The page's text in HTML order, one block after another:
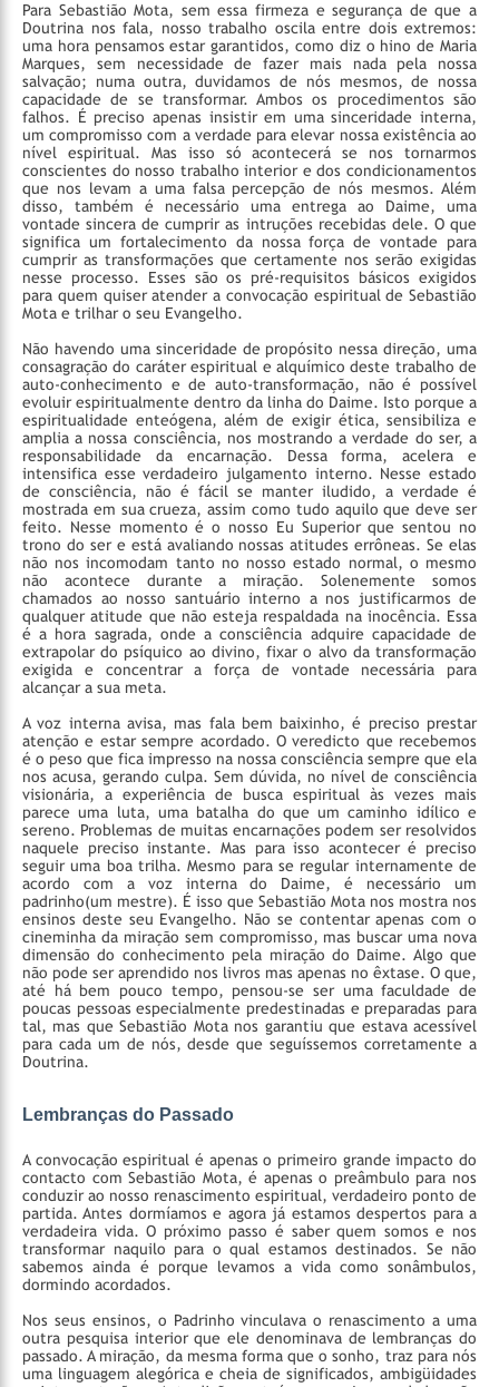
Para Sebastião Mota, sem essa firmeza e segurança de que a
Doutrina nos fala, nosso trabalho oscila entre dois extremos:
uma hora pensamos estar garantidos, como diz o hino de Maria
Marques, sem necessidade de fazer mais nada pela nossa
salvação; numa outra, duvidamos de nós mesmos, de nossa
capacidade de se transformar. Ambos os procedimentos são
falhos. É preciso apenas insistir em uma sinceridade interna,
um compromisso com a verdade para elevar nossa existência ao
nível espiritual. Mas isso só acontecerá se nos tornarmos
conscientes do nosso trabalho interior e dos condicionamentos
que nos levam a uma falsa percepção de nós mesmos. Além
disso, também é necessário uma entrega ao Daime, uma
vontade sincera de cumprir as intruções recebidas dele. O que
significa um fortalecimento da nossa força de vontade para
cumprir as transformações que certamente nos serão exigidas
nesse processo. Esses são os pré-requisitos básicos exigidos
para quem quiser atender a convocação espiritual de Sebastião
Mota e trilhar o seu Evangelho.
Não havendo uma sinceridade de propósito nessa direção, uma
consagração do caráter espiritual e alquímico deste trabalho de
auto-conhecimento e de auto-transformação, não é possível
evoluir espiritualmente dentro da linha do Daime. Isto porque a
espiritualidade enteógena, além de exigir ética, sensibiliza e
amplia a nossa consciência, nos mostrando a verdade do ser, a
responsabilidade da encarnação. Dessa forma, acelera e
intensifica esse verdadeiro julgamento interno. Nesse estado
de consciência, não é fácil se manter iludido, a verdade é
mostrada em sua crueza, assim como tudo aquilo que deve ser
feito. Nesse momento é o nosso Eu Superior que sentou no
trono do ser e está avaliando nossas atitudes errôneas. Se elas
não nos incomodam tanto no nosso estado normal, o mesmo
não acontece durante a miração. Solenemente somos
chamados ao nosso santuário interno a nos justificarmos de
qualquer atitude que não esteja respaldada na inocência. Essa
é a hora sagrada, onde a consciência adquire capacidade de
extrapolar do psíquico ao divino, fixar o alvo da transformação
exigida e concentrar a força de vontade necessária para
alcançar a sua meta.
A voz interna avisa, mas fala bem baixinho, é preciso prestar
atenção e estar sempre acordado. O veredicto que recebemos
é o peso que fica impresso na nossa consciência sempre que ela
nos acusa, gerando culpa. Sem dúvida, no nível de consciência
visionária, a experiência de busca espiritual às vezes mais
parece uma luta, uma batalha do que um caminho idílico e
sereno. Problemas de muitas encarnações podem ser resolvidos
naquele preciso instante. Mas para isso acontecer é preciso
seguir uma boa trilha. Mesmo para se regular internamente de
acordo com a voz interna do Daime, é necessário um
padrinho(um mestre). É isso que Sebastião Mota nos mostra nos
ensinos deste seu Evangelho. Não se contentar apenas com o
cineminha da miração sem compromisso, mas buscar uma nova
dimensão do conhecimento pela miração do Daime. Algo que
não pode ser aprendido nos livros mas apenas no êxtase. O que,
até há bem pouco tempo, pensou-se ser uma faculdade de
poucas pessoas especialmente predestinadas e preparadas para
tal, mas que Sebastião Mota nos garantiu que estava acessível
para cada um de nós, desde que seguíssemos corretamente a
Doutrina.
Lembranças do Passado
A convocação espiritual é apenas o primeiro grande impacto do
contacto com Sebastião Mota, é apenas o preâmbulo para nos
conduzir ao nosso renascimento espiritual, verdadeiro ponto de
partida. Antes dormíamos e agora já estamos despertos para a
verdadeira vida. O próximo passo é saber quem somos e nos
transformar naquilo para o qual estamos destinados. Se não
sabemos ainda é porque levamos a vida como sonâmbulos,
dormindo acordados.
Nos seus ensinos, o Padrinho vinculava o renascimento a uma
outra pesquisa interior que ele denominava de lembranças do
passado. A miração, da mesma forma que o sonho, traz para nós
uma linguagem alegórica e cheia de significados, ambigüidades